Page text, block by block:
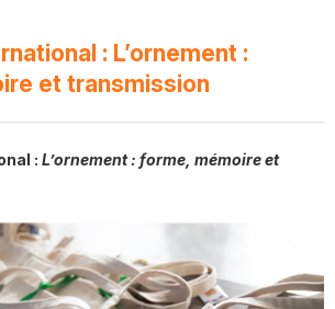
: L’ornement :
et transmission
: L’ornement : forme, mémoire et